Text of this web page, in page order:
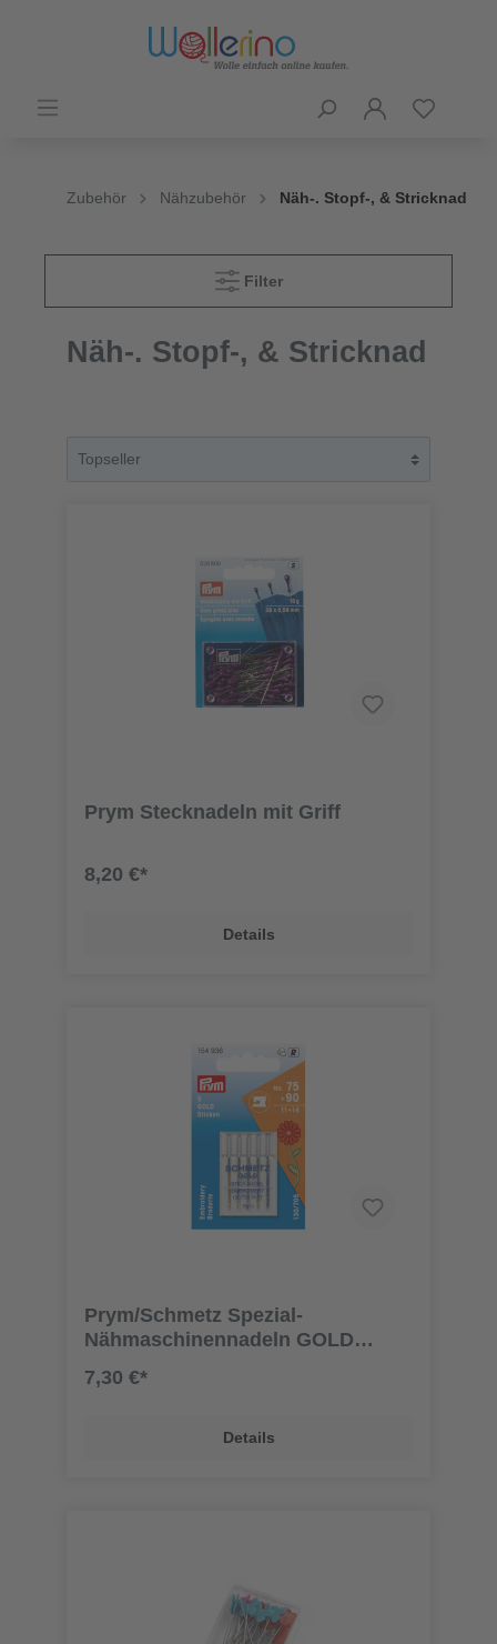
Zubehör Nähzubehör Näh-. Stopf-, & Stricknad
Filter
Näh-. Stopf-, & Stricknad
Prym Stecknadeln mit Griff
8,20 €*
Details
Prym/Schmetz Spezial-
Nähmaschinennadeln GOLD
7,30 €*
Details